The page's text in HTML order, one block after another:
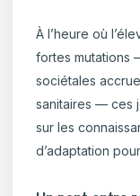
À l’heure où
fortes mutations
sociétales
sanitaires — ces
sur les
d’adaptation